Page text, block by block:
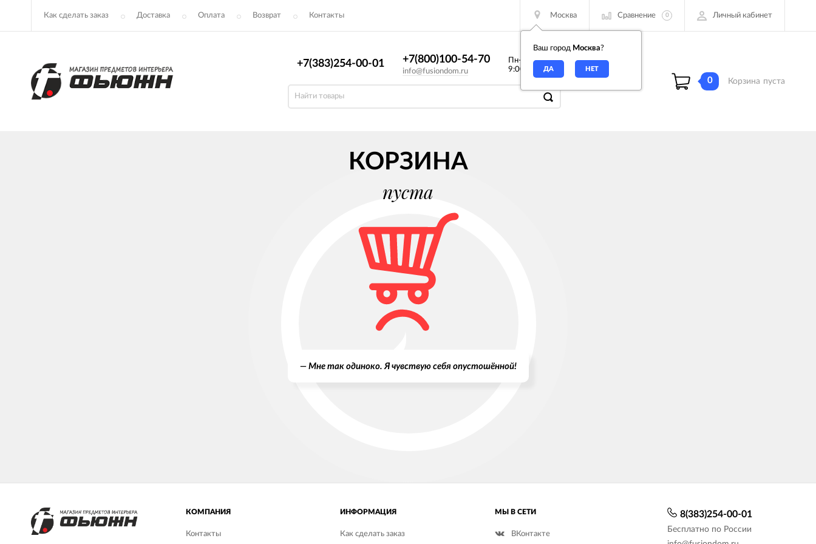
Как сделать заказ Доставка Оплата Возврат Контакты Москва
Ваш город Москва?
Сравнение 0 Личный кабинет
+7(383)254-00-01 +7(800)100-54-70
info@fusiondom.ru
Пн-Вс
9:00—23:00
0 Корзина пуста
КОРЗИНА
пуста
— Мне так одиноко. Я чувствую себя опустошённой!
КОМПАНИЯ
Контакты
ИНФОРМАЦИЯ
Как сделать заказ
МЫ В СЕТИ
ВКонтакте
8(383)254-00-01
Бесплатно по России